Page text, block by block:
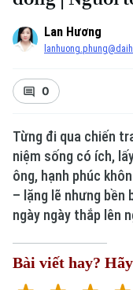
Xu hướng
Lan Hương
0
Từng đi qua chiến
niệm sống có ích,
ông, hạnh phúc
– lặng lẽ nhưng bền
ngày ngày thắp lên
Bài viết hay?